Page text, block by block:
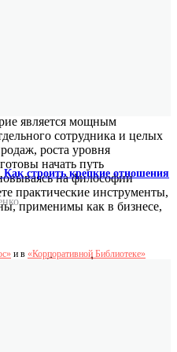
является мощным
сотрудника и целых
роста уровня
начать путь
на философии
практические инструменты,
применимы как в бизнесе,
сбыта нефтепродуктов
строить крепкие отношения
и в «Корпоративной Библиотеке»